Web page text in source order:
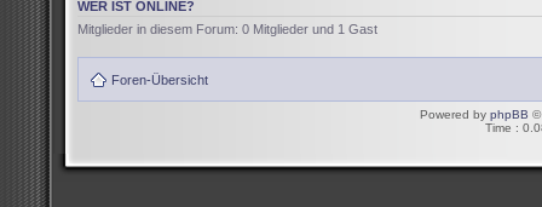
WER IST ONLINE?
Mitglieder in diesem Forum: 0 Mitglieder und 1 Gast
Foren-Übersicht
Powered by phpBB ©
Time :